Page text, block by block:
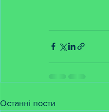
Останні пости